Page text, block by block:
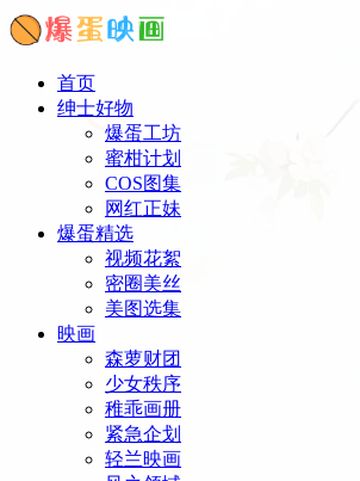
首页
绅士好物
爆蛋工坊
蜜柑计划
COS图集
网红正妹
爆蛋精选
视频花絮
密圈美丝
美图选集
映画
森萝财团
少女秩序
稚乖画册
紧急企划
轻兰映画